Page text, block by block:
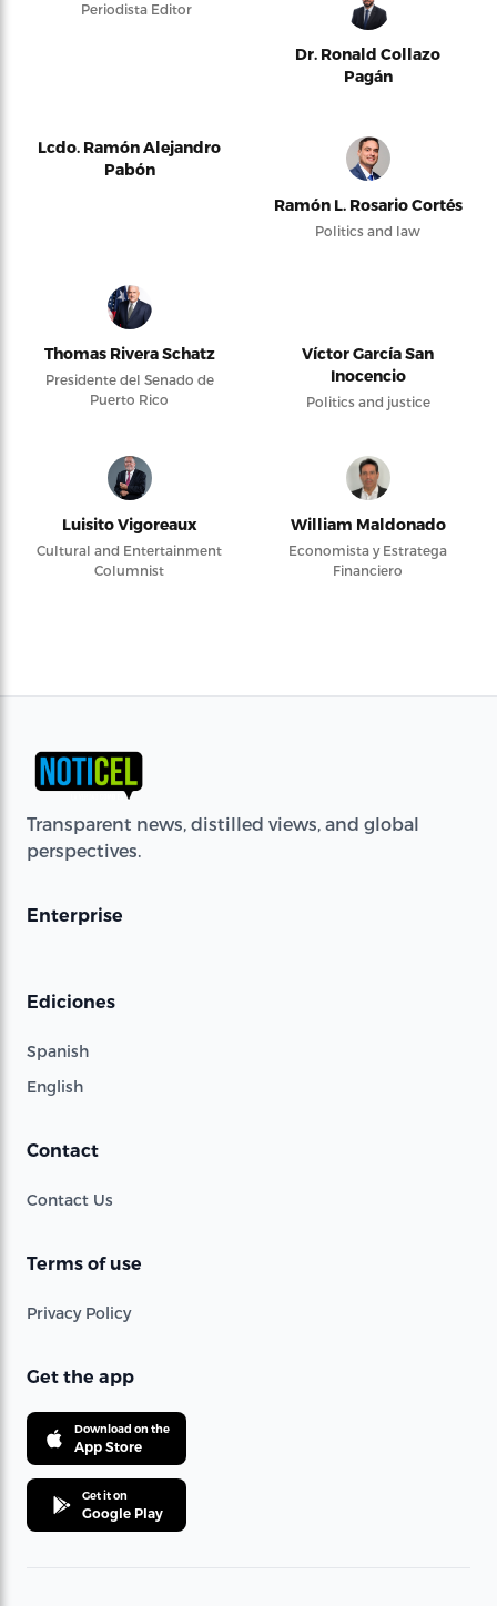
Periodista Editor
Dr. Ronald Collazo
Pagán
Lcdo. Ramón Alejandro
Pabón
Ramón L. Rosario Cortés
Politics and law
Thomas Rivera Schatz
Presidente del Senado de
Puerto Rico
Víctor García San
Inocencio
Politics and justice
Luisito Vigoreaux
Cultural and Entertainment
Columnist
William Maldonado
Economista y Estratega
Financiero
Transparent news, distilled views, and global
perspectives.
Enterprise
Ediciones
Spanish
English
Contact
Contact Us
Terms of use
Privacy Policy
Get the app
Download on the
App Store
Get it on
Google Play